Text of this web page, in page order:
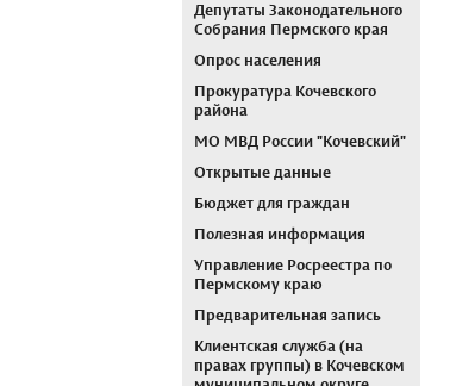
Депутаты Законодательного
Собрания Пермского края
Опрос населения
Прокуратура Кочевского
района
МО МВД России "Кочевский"
Открытые данные
Бюджет для граждан
Полезная информация
Управление Росреестра по
Пермскому краю
Предварительная запись
Клиентская служба (на
правах группы) в Кочевском